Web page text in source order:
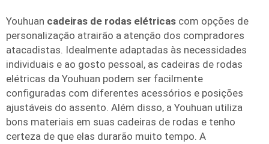
Youhuan cadeiras de rodas elétricas com opções de
personalização atrairão a atenção dos compradores
atacadistas. Idealmente adaptadas às necessidades
individuais e ao gosto pessoal, as cadeiras de rodas
elétricas da Youhuan podem ser facilmente
configuradas com diferentes acessórios e posições
ajustáveis do assento. Além disso, a Youhuan utiliza
bons materiais em suas cadeiras de rodas e tenho
certeza de que elas durarão muito tempo. A